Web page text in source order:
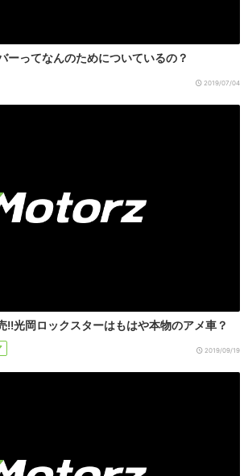
ーってなんのためについているの？
2019/07/04
!!光岡ロックスターはもはや本物のアメ車？
2019/09/19